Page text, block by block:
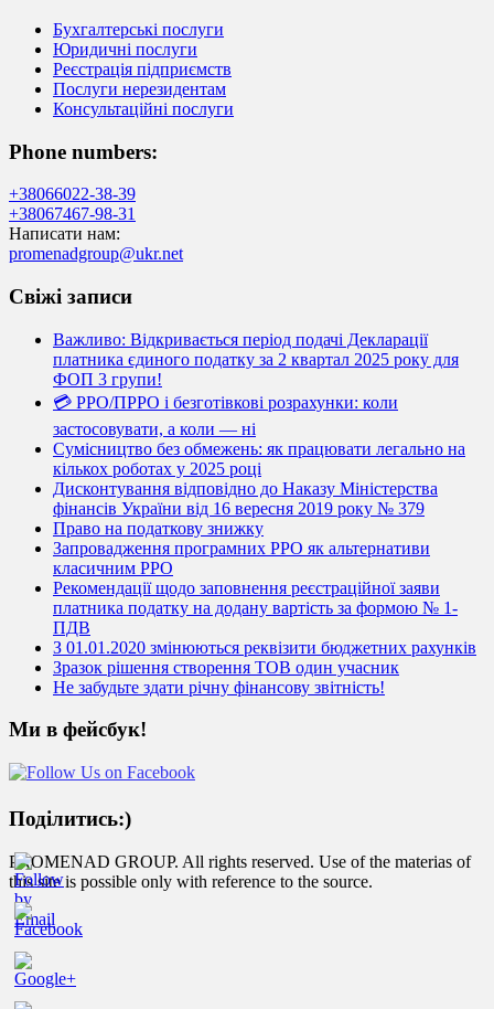
Бухгалтерські послуги
Юридичні послуги
Реєстрація підприємств
Послуги нерезидентам
Консультаційні послуги
Phone numbers:
+38066022-38-39
+38067467-98-31
Написати нам:
promenadgroup@ukr.net
Свіжі записи
Важливо: Відкривається період подачі Декларації
платника єдиного податку за 2 квартал 2025 року для
ФОП 3 групи!
💳 РРО/ПРРО і безготівкові розрахунки: коли
застосовувати, а коли — ні
Сумісництво без обмежень: як працювати легально на
кількох роботах у 2025 році
Дисконтування відповідно до Наказу Міністерства
фінансів України від 16 вересня 2019 року № 379
Право на податкову знижку
Запровадження програмних РРО як альтернативи
класичним РРО
Рекомендації щодо заповнення реєстраційної заяви
платника податку на додану вартість за формою № 1-
ПДВ
З 01.01.2020 змінюються реквізити бюджетних рахунків
Зразок рішення створення ТОВ один учасник
Не забудьте здати річну фінансову звітність!
Ми в фейсбук!
Поділитись:)
https://promenadgroup.com.ua/uk/kontakty.html
PROMENAD GROUP. All rights reserved. Use of the materias of
this site is possible only with reference to the source.